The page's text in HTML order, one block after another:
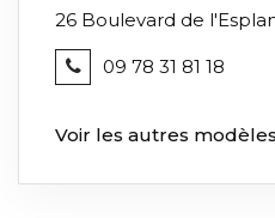
26 Boulevard de
09 78 31 81 18
Voir les autres